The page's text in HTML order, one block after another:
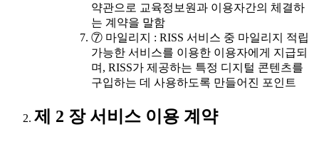
약관으로 교육정보원과 이용자간의 체결하
는 계약을 말함
⑦ 마일리지 : RISS 서비스 중 마일리지 적립
가능한 서비스를 이용한 이용자에게 지급되
며, RISS가 제공하는 특정 디지털 콘텐츠를
구입하는 데 사용하도록 만들어진 포인트
제 2 장 서비스 이용 계약